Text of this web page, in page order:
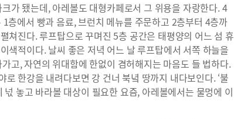
가 됐는데, 아레볼도 대형카페로서 그 위용을 자랑한다. 4
층에서 빵과 음료, 브런치 메뉴를 주문하고 2층부터 4층까
쳐진다. 루프탑으로 꾸며진 5층 공간은 태평양의 어느 섬 휴
색적이다. 날씨 좋은 저녁 어느 날 루프탑에서 서쪽 하늘을
고, 자연의 위대함에 한없이 겸허해지는 마음도 들 법하다.
한강을 내려다보면 강 건너 북녘 땅까지 내다보인다. ‘불
넋 놓고 바라볼 대상이 필요한 요즘, 아레볼에서는 물멍에 이